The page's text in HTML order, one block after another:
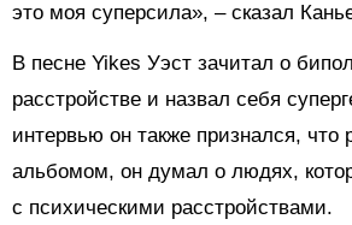
это моя суперсила», – сказал
В песне Yikes Уэст зачитал о
расстройстве и назвал себя
интервью он также признался, что
альбомом, он думал о людях,
с психическими расстройствами.